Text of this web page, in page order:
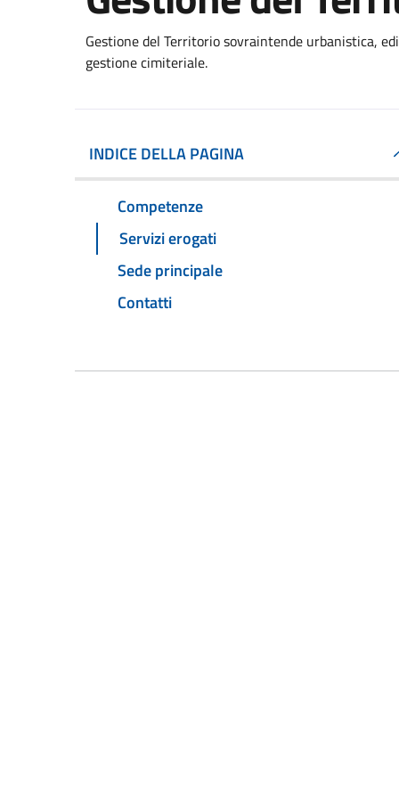
Gestione del Territorio sovraintende urbanistica,
gestione cimiteriale.
INDICE DELLA PAGINA
Competenze
Servizi erogati
Sede principale
Contatti